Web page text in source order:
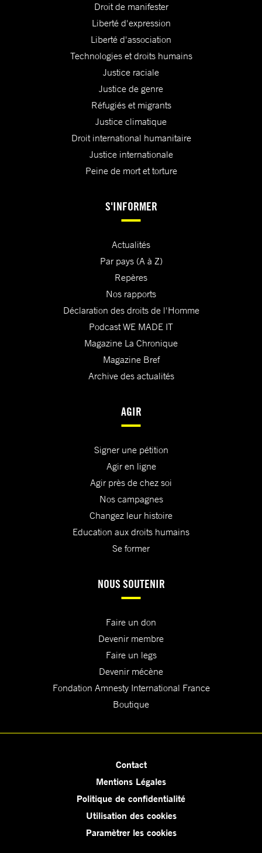
Droit de manifester
Liberté d'expression
Liberté d'association
Technologies et droits humains
Justice raciale
Justice de genre
Réfugiés et migrants
Justice climatique
Droit international humanitaire
Justice internationale
Peine de mort et torture
S'INFORMER
Actualités
Par pays (A à Z)
Repères
Nos rapports
Déclaration des droits de l'Homme
Podcast WE MADE IT
Magazine La Chronique
Magazine Bref
Archive des actualités
AGIR
Signer une pétition
Agir en ligne
Agir près de chez soi
Nos campagnes
Changez leur histoire
Education aux droits humains
Se former
NOUS SOUTENIR
Faire un don
Devenir membre
Faire un legs
Devenir mécène
Fondation Amnesty International France
Boutique
Contact
Mentions Légales
Politique de confidentialité
Utilisation des cookies
Paramètrer les cookies